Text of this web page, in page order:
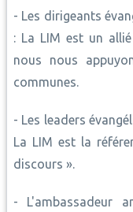
- Les dirigeants
: La LIM est un
nous nous
communes.
- Les leaders
La LIM est la
discours ».
- L'ambassadeur